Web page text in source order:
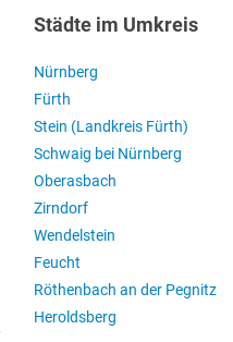
Städte im Umkreis
Nürnberg
Fürth
Stein (Landkreis Fürth)
Schwaig bei Nürnberg
Oberasbach
Zirndorf
Wendelstein
Feucht
Röthenbach an der Pegnitz
Heroldsberg